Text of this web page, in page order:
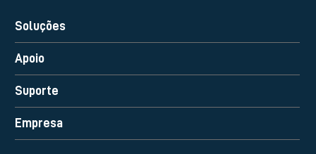
Soluções
Apoio
Suporte
Empresa